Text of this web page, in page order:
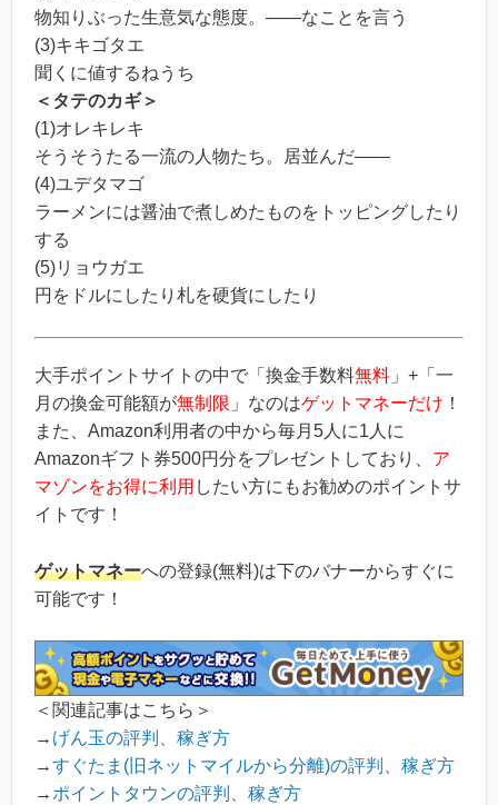
物知りぶった生意気な態度。――なことを言う
(3)キキゴタエ
聞くに値するねうち
＜タテのカギ＞
(1)オレキレキ
そうそうたる一流の人物たち。居並んだ――
(4)ユデタマゴ
ラーメンには醤油で煮しめたものをトッピングしたり
する
(5)リョウガエ
円をドルにしたり札を硬貨にしたり
大手ポイントサイトの中で「換金手数料無料 」+「一
月の換金可能額が無制限 」なのはゲットマネーだけ ！
また、Amazon利用者の中から毎月5人に1人に
Amazonギフト券500円分をプレゼントしており、 ア
マゾンをお得に利用 したい方にもお勧めのポイントサ
イトです！
ゲットマネーへの登録(無料)は下のバナーからすぐに
可能です！
＜関連記事はこちら＞
→ げん玉の評判、稼ぎ方
→すぐたま(旧ネットマイルから分離)の評判、稼ぎ方
→ ポイントタウンの評判、稼ぎ方